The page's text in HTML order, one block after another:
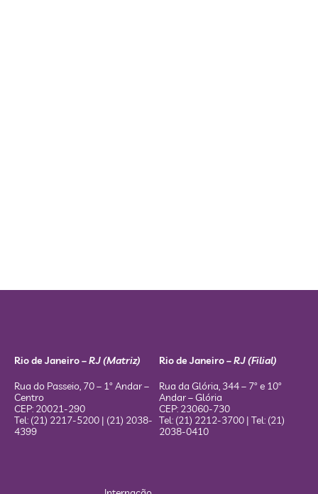
Rio de Janeiro –RJ (Matriz)
Rua do Passeio, 70 – 1º Andar –
Centro
CEP: 20021-290
Tel: (21) 2217-5200 | (21) 2038-
4399
Rio de Janeiro –RJ (Filial)
Rua da Glória, 344 – 7º e 10º
Andar – Glória
CEP: 23060-730
Tel: (21) 2212-3700 | Tel: (21)
2038-0410